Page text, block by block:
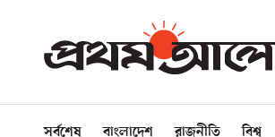
সর্বশেষ বাংলাদেশ রাজনীতি বিশ্ব